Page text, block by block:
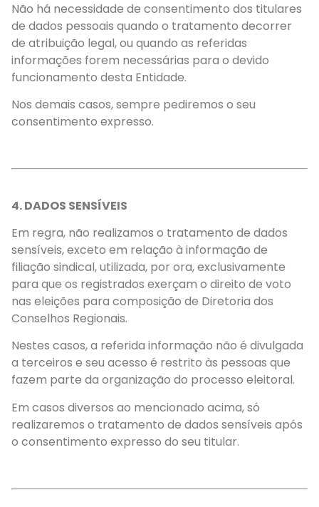
Não há necessidade de consentimento dos titulares
de dados pessoais quando o tratamento decorrer
de atribuição legal, ou quando as referidas
informações forem necessárias para o devido
funcionamento desta Entidade.
Nos demais casos, sempre pediremos o seu
consentimento expresso.
4. DADOS SENSÍVEIS
Em regra, não realizamos o tratamento de dados
sensíveis, exceto em relação à informação de
filiação sindical, utilizada, por ora, exclusivamente
para que os registrados exerçam o direito de voto
nas eleições para composição de Diretoria dos
Conselhos Regionais.
Nestes casos, a referida informação não é divulgada
a terceiros e seu acesso é restrito às pessoas que
fazem parte da organização do processo eleitoral.
Em casos diversos ao mencionado acima, só
realizaremos o tratamento de dados sensíveis após
o consentimento expresso do seu titular.